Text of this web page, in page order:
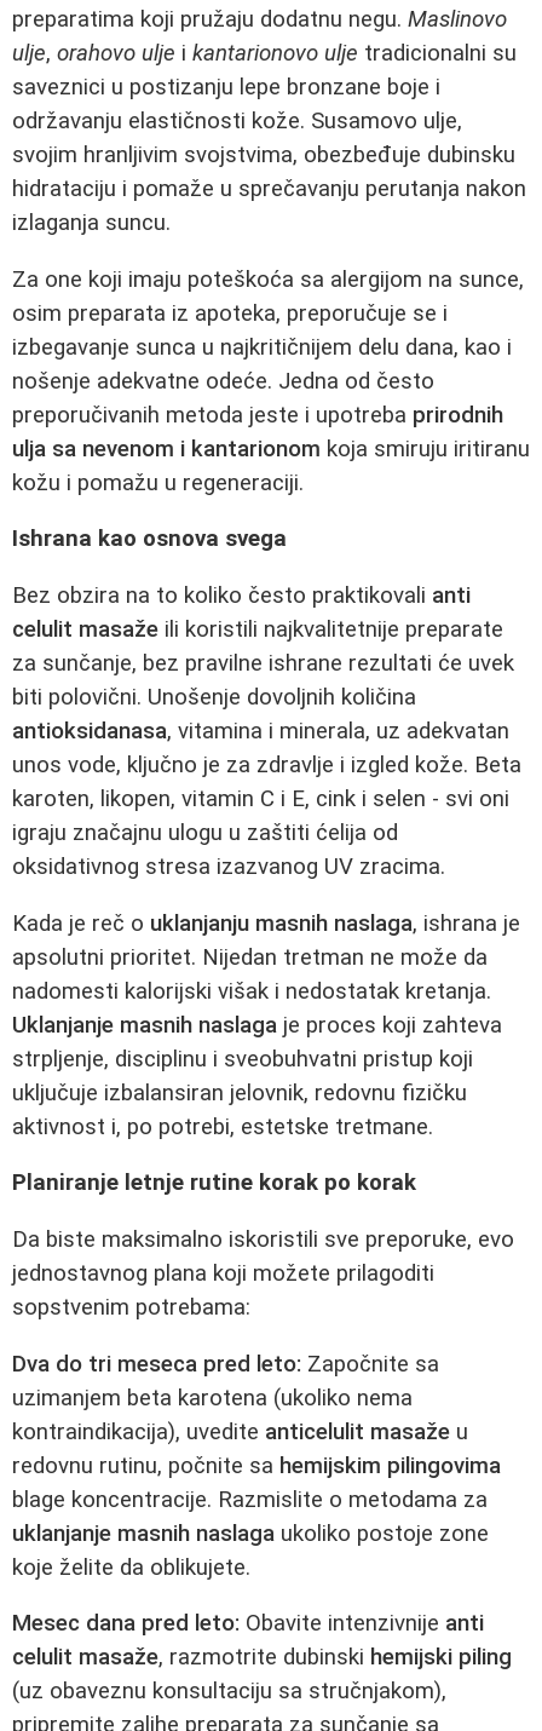
preparatima koji pružaju dodatnu negu. Maslinovo
ulje, orahovo ulje i kantarionovo ulje tradicionalni su
saveznici u postizanju lepe bronzane boje i
održavanju elastičnosti kože. Susamovo ulje,
svojim hranljivim svojstvima, obezbeđuje dubinsku
hidrataciju i pomaže u sprečavanju perutanja nakon
izlaganja suncu.
Za one koji imaju poteškoća sa alergijom na sunce,
osim preparata iz apoteka, preporučuje se i
izbegavanje sunca u najkritičnijem delu dana, kao i
nošenje adekvatne odeće. Jedna od često
preporučivanih metoda jeste i upotreba prirodnih
ulja sa nevenom i kantarionom koja smiruju iritiranu
kožu i pomažu u regeneraciji.
Ishrana kao osnova svega
Bez obzira na to koliko često praktikovali anti
celulit masaže ili koristili najkvalitetnije preparate
za sunčanje, bez pravilne ishrane rezultati će uvek
biti polovični. Unošenje dovoljnih količina
antioksidanasa, vitamina i minerala, uz adekvatan
unos vode, ključno je za zdravlje i izgled kože. Beta
karoten, likopen, vitamin C i E, cink i selen - svi oni
igraju značajnu ulogu u zaštiti ćelija od
oksidativnog stresa izazvanog UV zracima.
Kada je reč o uklanjanju masnih naslaga, ishrana je
apsolutni prioritet. Nijedan tretman ne može da
nadomesti kalorijski višak i nedostatak kretanja.
Uklanjanje masnih naslaga je proces koji zahteva
strpljenje, disciplinu i sveobuhvatni pristup koji
uključuje izbalansiran jelovnik, redovnu fizičku
aktivnost i, po potrebi, estetske tretmane.
Planiranje letnje rutine korak po korak
Da biste maksimalno iskoristili sve preporuke, evo
jednostavnog plana koji možete prilagoditi
sopstvenim potrebama:
Dva do tri meseca pred leto: Započnite sa
uzimanjem beta karotena (ukoliko nema
kontraindikacija), uvedite anticelulit masaže u
redovnu rutinu, počnite sa hemijskim pilingovima
blage koncentracije. Razmislite o metodama za
uklanjanje masnih naslaga ukoliko postoje zone
koje želite da oblikujete.
Mesec dana pred leto: Obavite intenzivnije anti
celulit masaže, razmotrite dubinski hemijski piling
(uz obaveznu konsultaciju sa stručnjakom),
pripremite zalihe preparata za sunčanje sa